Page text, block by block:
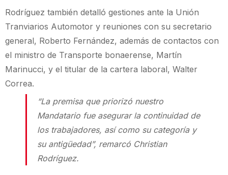
Rodríguez también detalló gestiones ante la Unión
Tranviarios Automotor y reuniones con su secretario
general, Roberto Fernández, además de contactos con
el ministro de Transporte bonaerense, Martín
Marinucci, y el titular de la cartera laboral, Walter
Correa.
“La premisa que priorizó nuestro
Mandatario fue asegurar la continuidad de
los trabajadores, así como su categoría y
su antigüedad”, remarcó Christian
Rodríguez.